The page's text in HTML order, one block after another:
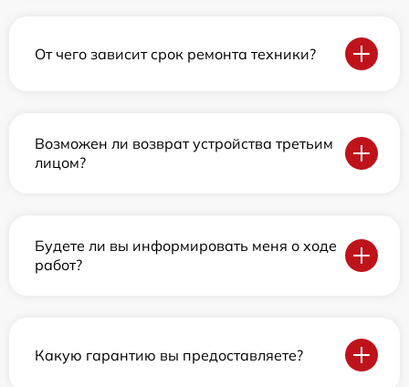
От чего зависит срок ремонта техники?
Возможен ли возврат устройства третьим
лицом?
Будете ли вы информировать меня о ходе
работ?
Какую гарантию вы предоставляете?